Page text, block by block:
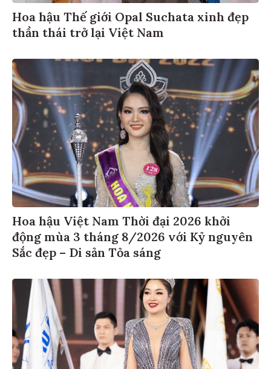
Hoa hậu Thế giới Opal Suchata xinh đẹp
thần thái trở lại Việt Nam
Hoa hậu Việt Nam Thời đại 2026 khởi
động mùa 3 tháng 8/2026 với Kỷ nguyên
Sắc đẹp – Di sản Tỏa sáng